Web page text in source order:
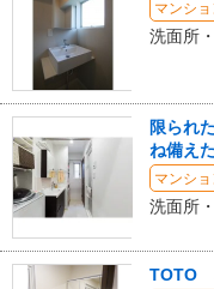
マンショ
洗面所
限られ
ね備え
マンショ
洗面所
TOTO